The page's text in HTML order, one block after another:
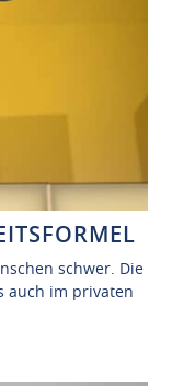
schwer. Die
auch im privaten